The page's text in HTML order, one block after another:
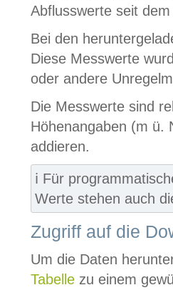
Abflusswerte seit
Bei den
Diese Messwerte
oder andere
Die Messwerte sind
Höhenangaben (m ü.
addieren.
ℹ️ Für
Werte stehen auch
Zugriff auf die
Um die Daten
Tabelle zu einem